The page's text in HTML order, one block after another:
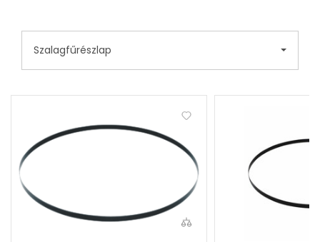
Szalagfűrészlap